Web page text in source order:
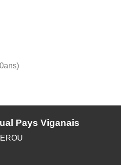
Pays Viganais